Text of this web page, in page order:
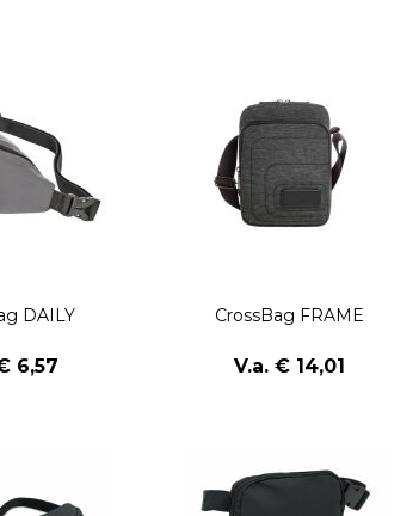
DAILY
6,57
CrossBag FRAME
V.a. € 14,01